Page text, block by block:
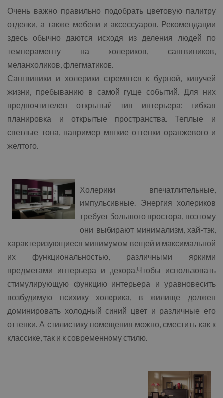
Очень важно правильно подобрать цветовую палитру
отделки, а также мебели и аксессуаров. Рекомендации
здесь обычно даются исходя из деления людей по
темпераменту на холериков, сангвиников,
меланхоликов, флегматиков.
Сангвиники и холерики стремятся к бурной, кипучей
жизни, пребыванию в самой гуще событий. Для них
предпочтителен открытый тип интерьера: гибкая
планировка и открытые пространства. Теплые и
светлые тона, например мягкие оттенки оранжевого и
желтого.
Холерики впечатлительные,
импульсивные. Энергия холериков
требует большого простора, поэтому
они выбирают минимализм, хай-тэк,
характеризующиеся минимумом вещей и максимальной
их функциональностью, различными яркими
предметами интерьера и декора.Чтобы использовать
стимулирующую функцию интерьера и уравновесить
возбудимую психику холерика, в жилище должен
доминировать холодный синий цвет и различные его
оттенки. А стилистику помещения можно, сместить как к
классике, так и к современному стилю.